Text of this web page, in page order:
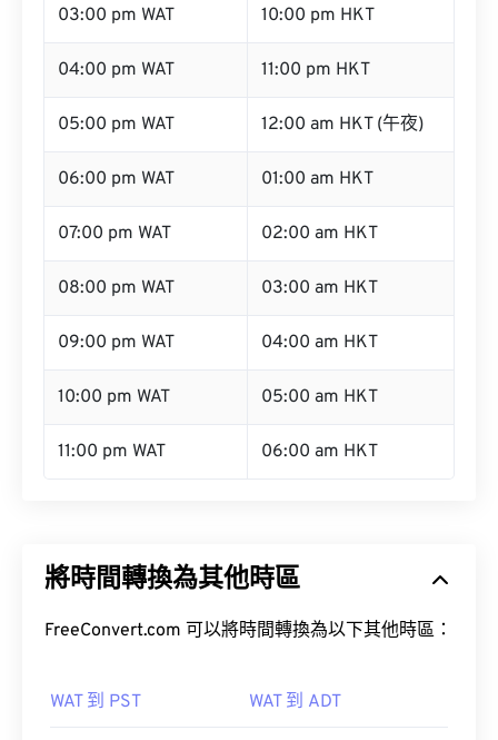
03:00 pm WAT 10:00 pm HKT
04:00 pm WAT 11:00 pm HKT
05:00 pm WAT 12:00 am HKT (午夜)
06:00 pm WAT 01:00 am HKT
07:00 pm WAT 02:00 am HKT
08:00 pm WAT 03:00 am HKT
09:00 pm WAT 04:00 am HKT
10:00 pm WAT 05:00 am HKT
11:00 pm WAT 06:00 am HKT
將時間轉換為其他時區
FreeConvert.com 可以將時間轉換為以下其他時區：
WAT 到 PST WAT 到 ADT